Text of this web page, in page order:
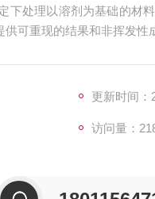
下处理以溶剂为基础的材
可重现的结果和非挥发性
更新时间：
访问量：